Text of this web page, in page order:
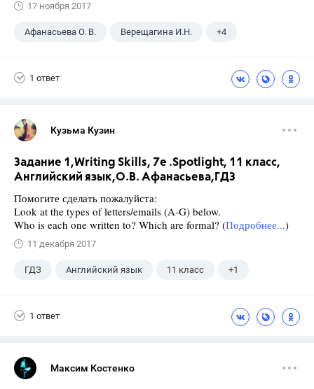
17 ноября 2017
Афанасьева О. В. Верещагина И.Н. +4
1 ответ
Кузьма Кузин
Задание 1,Writing Skills, 7e .Spotlight, 11 класс,
Английский язык,О.В. Афанасьева,ГДЗ
Помогите сделать пожалуйста:
Look at the types of letters/emails (A-G) below.
Who is each one written to? Which are formal? (Подробнее...)
11 декабря 2017
ГДЗ Английский язык 11 класс +1
1 ответ
Максим Костенко